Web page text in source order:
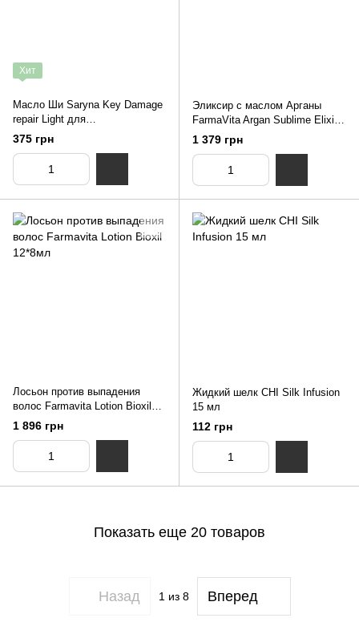
Хит
Масло Ши Saryna Key Damage
repair Light для
восстановления тонких волос
375 грн
Эликсир с маслом Арганы
FarmaVita Argan Sublime Elixir
100 мл
1 379 грн
Лосьон против выпадения
волос Farmavita Lotion Bioxil
12*8мл
1 896 грн
Жидкий шелк CHI Silk Infusion
15 мл
112 грн
Показать еще 20 товаров
Назад 1из 8 Вперед